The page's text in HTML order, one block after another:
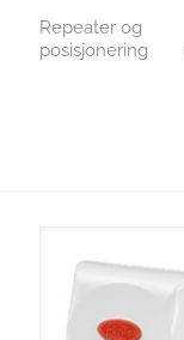
Repeater og
posisjonering